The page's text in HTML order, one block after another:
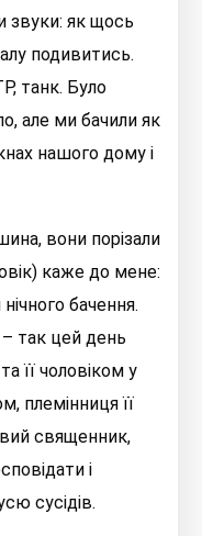
звуки: як щось
подивитись.
танк. Було
але ми бачили як
нашого дому і
вони порізали
каже до мене:
бачення.
– так цей день
її чоловіком у
племінниця її
священник,
і
сусідів.